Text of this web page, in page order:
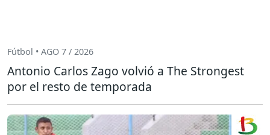
Fútbol • AGO 7 / 2026
Antonio Carlos Zago volvió a The Strongest
por el resto de temporada